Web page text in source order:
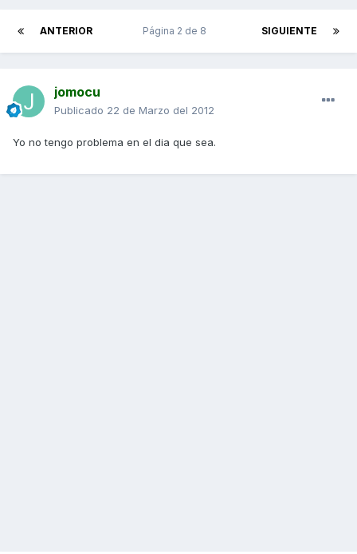
ANTERIOR SIGUIENTE
Página 2 de 8
jomocu
Publicado 22 de Marzo del 2012
Yo no tengo problema en el dia que sea.